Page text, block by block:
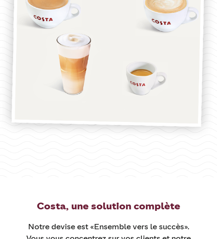
Costa, une solution complète
Notre devise est «Ensemble vers le succès».